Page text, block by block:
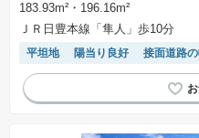
183.93m²・196.16m²
ＪＲ日豊本線「隼人」歩10分
平坦地 陽当り良好 接面道路